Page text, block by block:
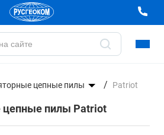
цепные пилы Patriot
цепные пилы Patriot